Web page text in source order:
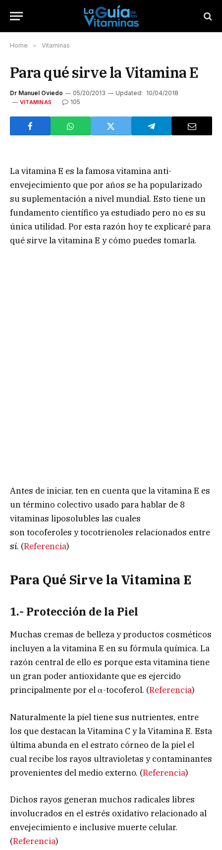
Home » Vitaminas
Para qué sirve la Vitamina E
Dr Manuel Oviedo 05/20/2013 Updated: 10/04/2018
VITAMINAS 105
La vitamina E es la famosa vitamina anti-
envejecimiento que por años se ha popularizado
su suplementación a nivel mundial. Esto tiene un
fundamento científico ya estudiado pero no es su
única utilidad. Por esta razón hoy te explicaré para
qué sirve la vitamina E y cómo puedes tomarla.
Antes de iniciar, ten en cuenta que la vitamina E es
un término colectivo usado para hablar de 8
vitaminas liposolubles las cuales
son tocoferoles y tocotrienoles relacionados entre
sí. (Referencia)
Para Qué Sirve la Vitamina E
1.- Protección de la Piel
Muchas cremas de belleza y productos cosméticos
incluyen a la vitamina E en su fórmula química. La
razón central de ello es porque esta vitamina tiene
un gran poder antioxidante que es ejercido
principalmente por el α-tocoferol. (Referencia)
Naturalmente la piel tiene sus nutrientes, entre
los que destacan la Vitamina C y la Vitamina E. Esta
última abunda en el estrato córneo de la piel el
cual recibe los rayos ultravioletas y contaminantes
provenientes del medio externo. (Referencia)
Dichos rayos generan muchos radicales libres
involucrados en el estrés oxidativo relacionado al
envejecimiento e inclusive muerte celular.
(Referencia)